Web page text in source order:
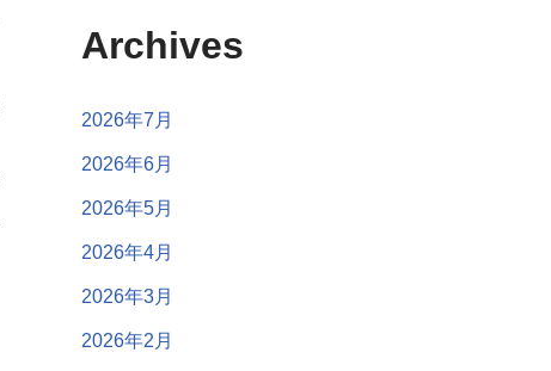
Archives
2026年7月
2026年6月
2026年5月
2026年4月
2026年3月
2026年2月